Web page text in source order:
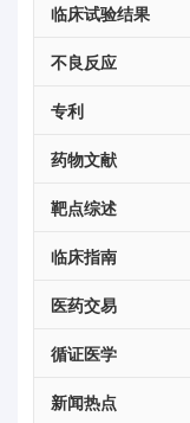
临床试验结果
不良反应
专利
药物文献
靶点综述
临床指南
医药交易
循证医学
新闻热点